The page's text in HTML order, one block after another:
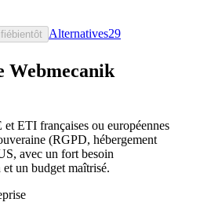
bientôt Alternatives29
Webmecanik
ETI françaises ou européennes
(RGPD, hébergement
avec un fort besoin
un budget maîtrisé.